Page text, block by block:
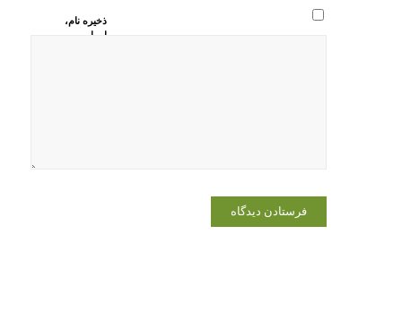
ذخیره نام،
ایمیل و